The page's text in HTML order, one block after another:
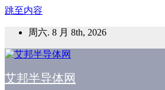
跳至内容
周六. 8 月 8th, 2026
艾邦半导体网